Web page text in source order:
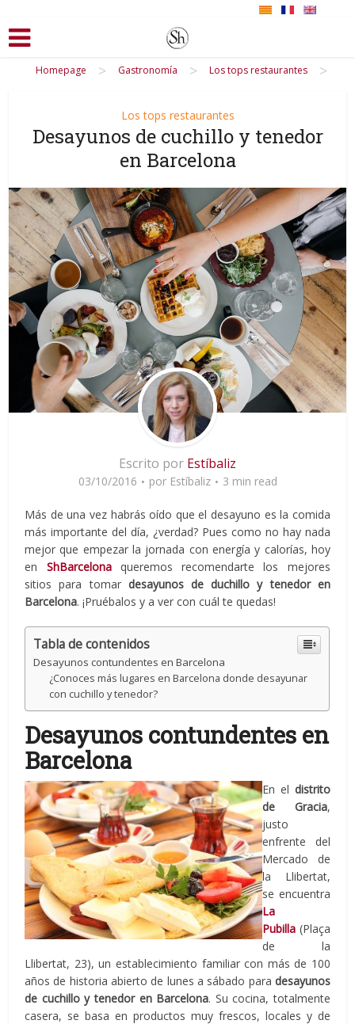
Homepage > Gastronomía > Los tops restaurantes >
Los tops restaurantes
Desayunos de cuchillo y tenedor
en Barcelona
Escrito por Estíbaliz
03/10/2016 por Estíbaliz 3 min read
Más de una vez habrás oído que el desayuno es la comida
más importante del día, ¿verdad? Pues como no hay nada
mejor que empezar la jornada con energía y calorías, hoy
en ShBarcelonaqueremos recomendarte los mejores
sitios para tomar desayunos de duchillo y tenedor en
Barcelona. ¡Pruébalos y a ver con cuál te quedas!
Tabla de contenidos
Desayunos contundentes en Barcelona
¿Conoces más lugares en Barcelona donde desayunar
con cuchillo y tenedor?
Desayunos contundentes en
Barcelona
En el distrito
de Gracia,
justo
enfrente del
Mercado de
la Llibertat,
se encuentra
La
Pubilla (Plaça
de la
Llibertat, 23), un establecimiento familiar con más de 100
años de historia abierto de lunes a sábado para desayunos
de cuchillo y tenedor en Barcelona. Su cocina, totalmente
casera, se basa en productos muy frescos, locales y de